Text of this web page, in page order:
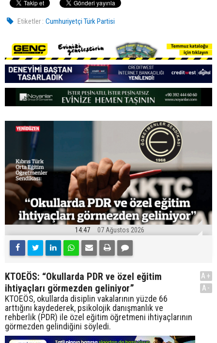
Etiketler : Cumhuriyetçi Türk Partisi
14:47 07 Ağustos 2026
KTOEÖS: “Okullarda PDR ve özel eğitim
ihtiyaçları görmezden geliniyor”
KTOEÖS, okullarda disiplin vakalarının yüzde 66
arttığını kaydederek, psikolojik danışmanlık ve
rehberlik (PDR) ile özel eğitim öğretmeni ihtiyaçlarının
görmezden gelindiğini söyledi.
A+
A-